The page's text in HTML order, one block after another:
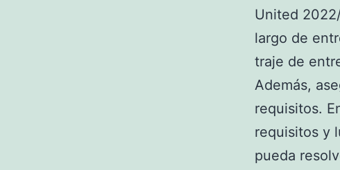
United
largo de
traje de
Además,
requisitos.
requisitos y
pueda